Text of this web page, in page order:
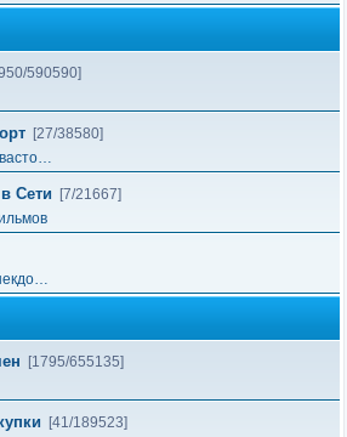
590590]
[27/38580]
Cети
[7/21667]
[1795/655135]
[41/189523]